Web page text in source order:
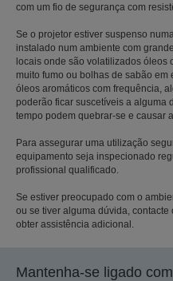
com um fio de segurança com
Se o projetor estiver suspenso
instalado num ambiente com
locais onde são volatilizados óleos
muito fumo ou bolhas de sabão
óleos aromáticos com frequência,
poderão ficar suscetíveis a alguma
tempo podem quebrar-se e causar
Para assegurar uma utilização
equipamento seja inspecionado
profissional qualificado.
Se estiver preocupado com o
ou se tiver alguma dúvida,
obter assistência adicional.
Mantenha-se ligado